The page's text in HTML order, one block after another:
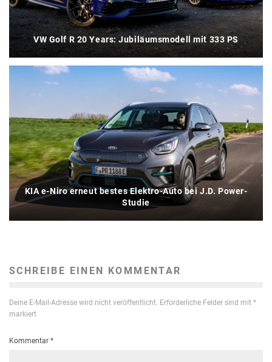
VW Golf R 20 Years: Jubiläumsmodell mit 333 PS
KIA e-Niro erneut bestes Elektro-Auto bei J.D. Power-
Studie
SCHREIBE EINEN KOMMENTAR
Deine E-Mail-Adresse wird nicht veröffentlicht. Erforderliche Felder sind mit *
markiert
Kommentar *